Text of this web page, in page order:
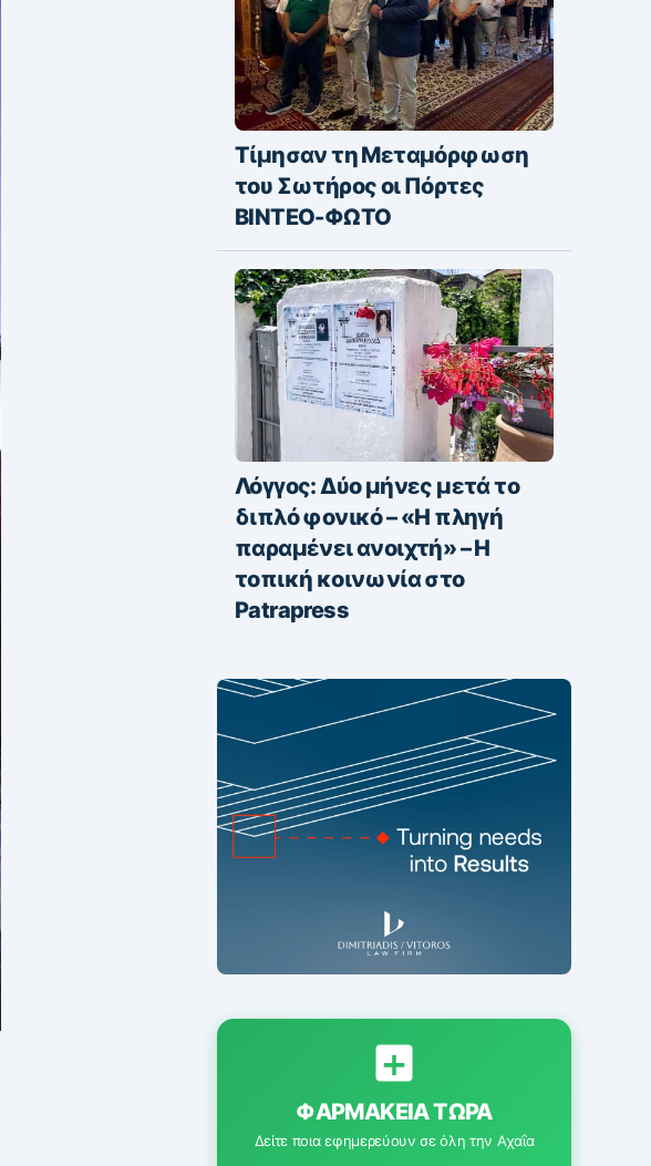
Τίμησαν τη Μεταμόρφωση
του Σωτήρος οι Πόρτες
ΒΙΝΤΕΟ-ΦΩΤΟ
Λόγγος: Δύο μήνες μετά το
διπλό φονικό – «H πληγή
παραμένει ανοιχτή» – Η
τοπική κοινωνία στο
Patrapress
ΦΑΡΜΑΚΕΊΑ ΤΏΡΑ
Δείτε ποια εφημερεύουν σε όλη την Αχαΐα